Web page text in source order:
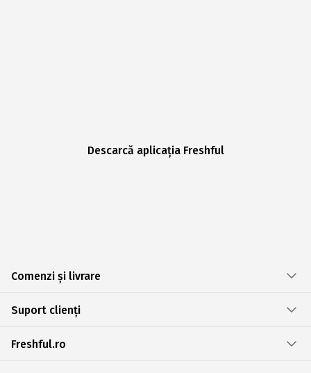
Descarcă aplicația Freshful
Comenzi și livrare
Suport clienți
Freshful.ro